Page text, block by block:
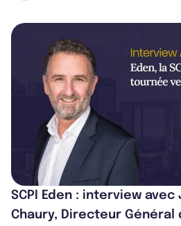
SCPI Eden : interview
Chaury, Directeur Général